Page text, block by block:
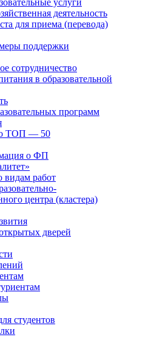
услуги
деятельность
для приема (перевода)
поддержки
сотрудничество
в образовательной
программ
ТОП — 50
о ФП
видам работ
центра (кластера)
дверей
студентов